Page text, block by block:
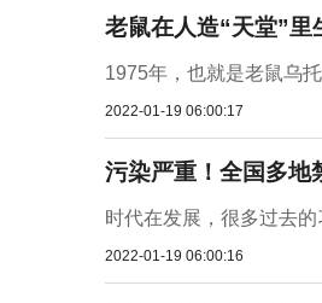
老鼠在人造“天堂”
1975年，也就是老鼠乌
2022-01-19 06:00:17
污染严重！全国多地
时代在发展，很多过去
2022-01-19 06:00:16